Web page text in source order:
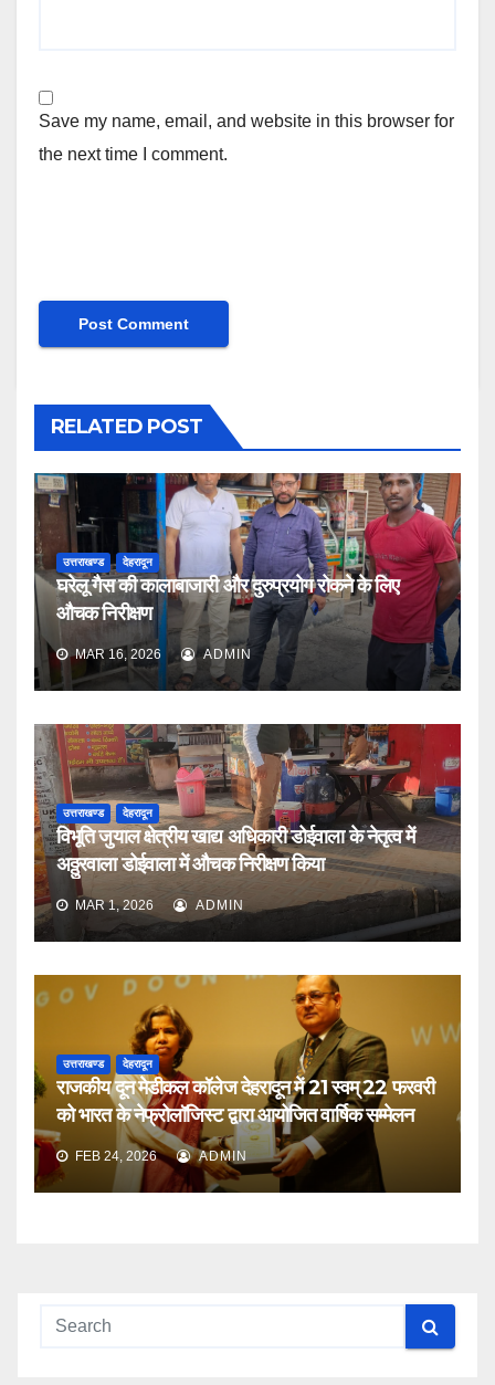
Save my name, email, and website in this browser for
the next time I comment.
RELATED POST
उत्तराखण्ड देहरादून
घरेलू गैस की कालाबाजारी और दुरुप्रयोग रोकने के लिए
औचक निरीक्षण
MAR 16, 2026 ADMIN
उत्तराखण्ड देहरादून
विभूति जुयाल क्षेत्रीय खाद्य अधिकारी डोईवाला के नेतृत्व में
अठ्ठुरवाला डोईवाला में औचक निरीक्षण किया
MAR 1, 2026 ADMIN
उत्तराखण्ड देहरादून
राजकीय दून मेडीकल कॉलेज देहरादून में 21 स्वम् 22 फरवरी
को भारत के नेफ्रोलॉजिस्ट द्वारा आयोजित वार्षिक सम्मेलन
FEB 24, 2026 ADMIN